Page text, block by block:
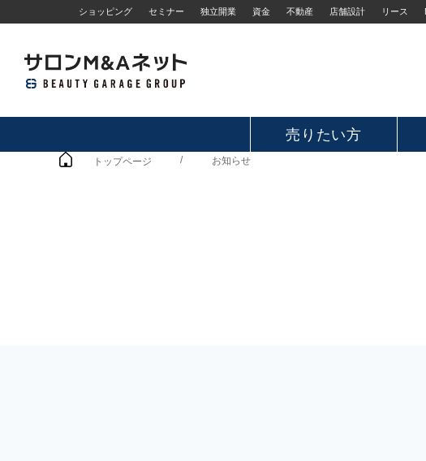
ショッピング セミナー 独立開業 資金 不動産 店舗設計 リース
売りたい方
トップページ / お知らせ